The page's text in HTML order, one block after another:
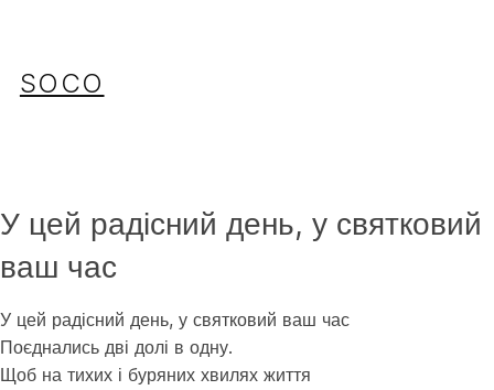
SOCO
У цей радісний день, у святковий
ваш час
У цей радісний день, у святковий ваш час
Поєднались дві долі в одну.
Щоб на тихих і буряних хвилях життя